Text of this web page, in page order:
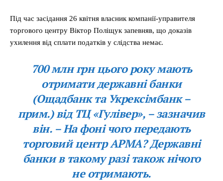
Під час засідання 26 квітня власник компанії-управителя
торгового центру Віктор Поліщук запевняв, що доказів
ухилення від сплати податків у слідства немає.
700 млн грн цього року мають
отримати державні банки
(Ощадбанк та Укрексімбанк –
прим.) від ТЦ «Гулівер», – зазначив
він. – На фоні чого передають
торговий центр АРМА? Державні
банки в такому разі також нічого
не отримають.